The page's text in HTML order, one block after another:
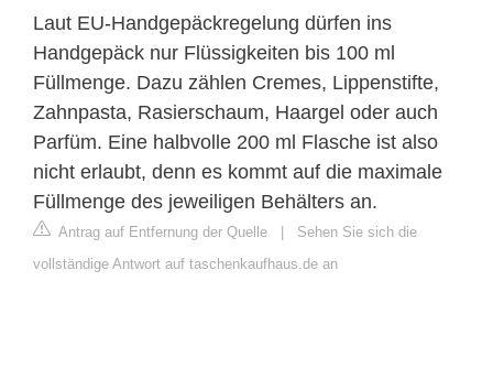
Laut EU-Handgepäckregelung dürfen ins
Handgepäck nur Flüssigkeiten bis 100 ml
Füllmenge. Dazu zählen Cremes, Lippenstifte,
Zahnpasta, Rasierschaum, Haargel oder auch
Parfüm. Eine halbvolle 200 ml Flasche ist also
nicht erlaubt, denn es kommt auf die maximale
Füllmenge des jeweiligen Behälters an.
Antrag auf Entfernung der Quelle | Sehen Sie sich die
vollständige Antwort auf taschenkaufhaus.de an